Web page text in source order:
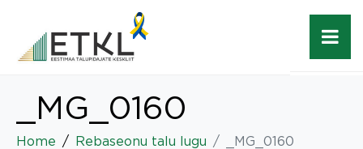
_MG_0160
Home Rebaseonu talu lugu _MG_0160